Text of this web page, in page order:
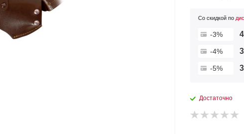
Со скидкой по
-3%
-4%
-5%
Достаточно